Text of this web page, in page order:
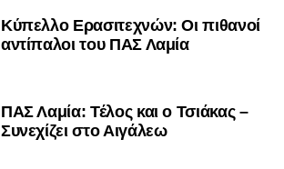
Κύπελλο Ερασιτεχνών: Οι πιθανοί
αντίπαλοι του ΠΑΣ Λαμία
ΠΑΣ Λαμία: Τέλος και ο Τσιάκας –
Συνεχίζει στο Αιγάλεω